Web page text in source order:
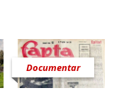
Documentar